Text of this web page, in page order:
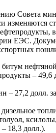
Совета
изменяются
ЕЭС.
битум
– 49,6
– 27,2 долл.
– 18,3 долл.).